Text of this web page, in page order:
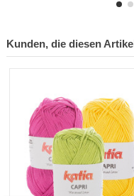
Kunden, die diesen